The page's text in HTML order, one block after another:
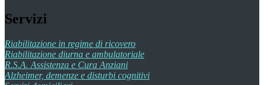
Servizi
Riabilitazione in regime di ricovero
Riabilitazione diurna e ambulatoriale
R.S.A. Assistenza e Cura Anziani
Alzheimer, demenze e disturbi cognitivi